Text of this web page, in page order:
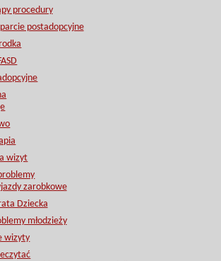
procedury
postadopcyjne
wizyt
zarobkowe
Dziecka
młodzieży
wizyty